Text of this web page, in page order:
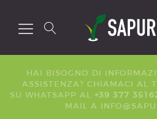
HAI BISOGNO DI
ASSISTENZA? CHIAMACI AL
SU WHATSAPP AL +39 377
MAIL A